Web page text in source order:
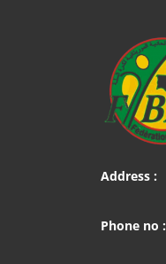
Address :
Phone no :